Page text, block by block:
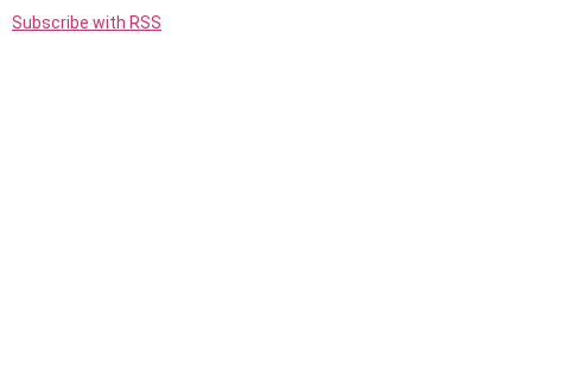
Subscribe with RSS